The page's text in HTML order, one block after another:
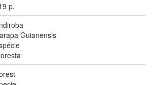
p.
Guianensis